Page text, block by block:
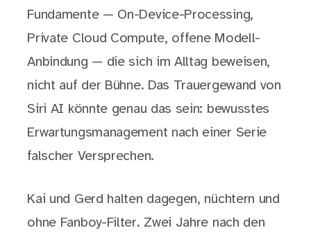
Fundamente — On-Device-Processing,
Private Cloud Compute, offene Modell-
Anbindung — die sich im Alltag beweisen,
nicht auf der Bühne. Das Trauergewand von
Siri AI könnte genau das sein: bewusstes
Erwartungsmanagement nach einer Serie
falscher Versprechen.
Kai und Gerd halten dagegen, nüchtern und
ohne Fanboy-Filter. Zwei Jahre nach den